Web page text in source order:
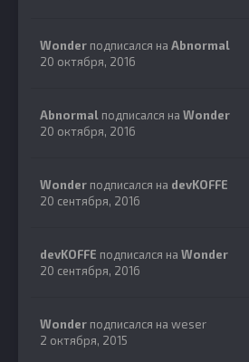
Wonder подписался на Abnormal
20 октября, 2016
Abnormal подписался на Wonder
20 октября, 2016
Wonder подписался на devKOFFE
20 сентября, 2016
devKOFFE подписался на Wonder
20 сентября, 2016
Wonder подписался на weser
2 октября, 2015